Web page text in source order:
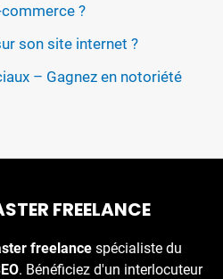
?
son site internet ?
– Gagnez en notoriété
FREELANCE
freelance spécialiste du
. Bénéficiez d'un interlocuteur